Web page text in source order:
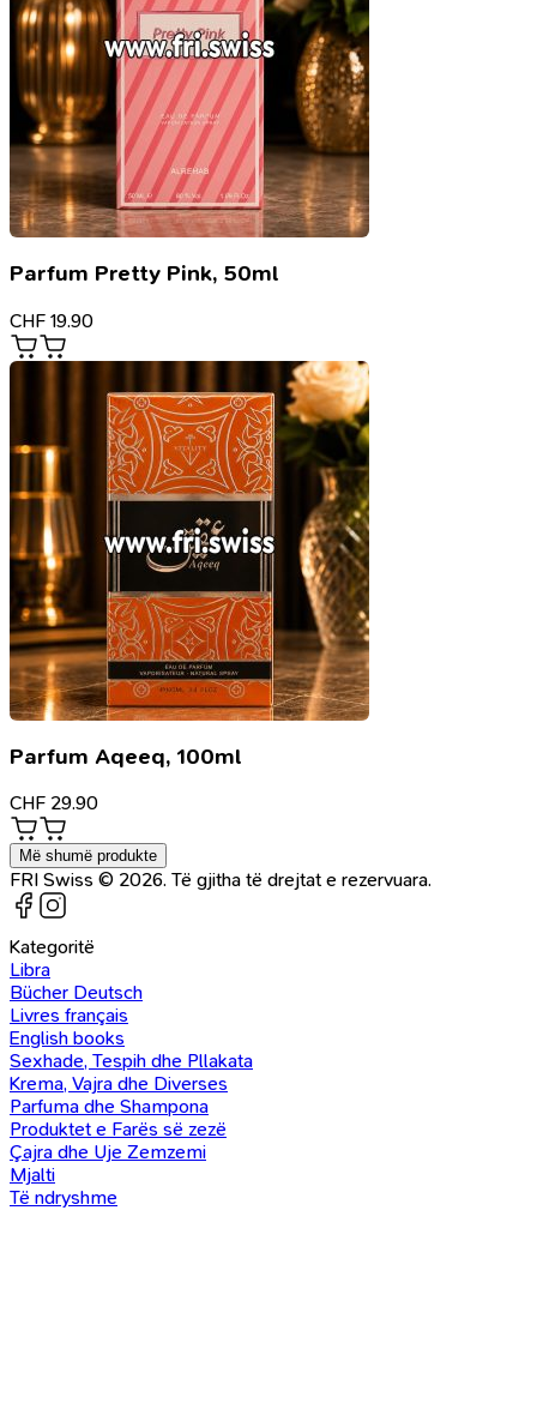
Parfum Pretty Pink, 50ml
CHF 19.90
Parfum Aqeeq, 100ml
CHF 29.90
Më shumë produkte
FRI Swiss © 2026. Të gjitha të drejtat e rezervuara.
Kategoritë
Libra
Bücher Deutsch
Livres français
English books
Sexhade, Tespih dhe Pllakata
Krema, Vajra dhe Diverses
Parfuma dhe Shampona
Produktet e Farës së zezë
Çajra dhe Uje Zemzemi
Mjalti
Të ndryshme